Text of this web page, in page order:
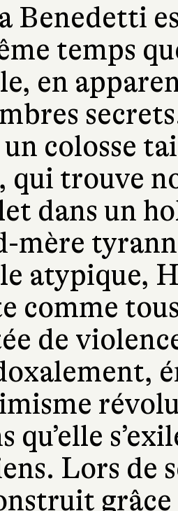
Benedetti
temps
en
colosse
qui trouve
dans un
mère
atypique,
comme
de
qu’elle
Lors de